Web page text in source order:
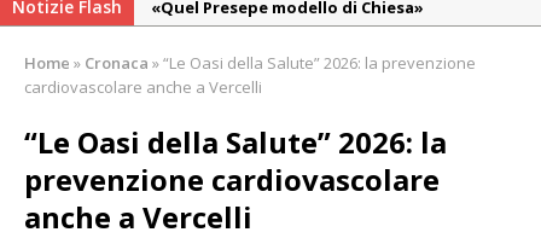
Notizie Flash
«Quel Presepe modello di Chiesa»
Ringraziamento: convegno, messa e
Incendio sul Monte Barone: si estende il
fronte. Evacuato il rifugio e chiusi tutti i
sentieri
Home » Cronaca »“Le Oasi della Salute” 2026: la prevenzione
cardiovascolare anche a Vercelli
“Le Oasi della Salute” 2026: la
prevenzione cardiovascolare
anche a Vercelli